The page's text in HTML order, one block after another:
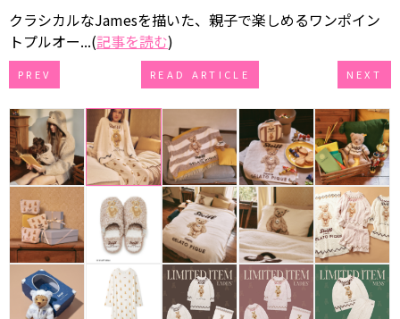
クラシカルなJamesを描いた、親子で楽しめるワンポイン
トプルオー...(記事を読む)
PREV READ ARTICLE NEXT